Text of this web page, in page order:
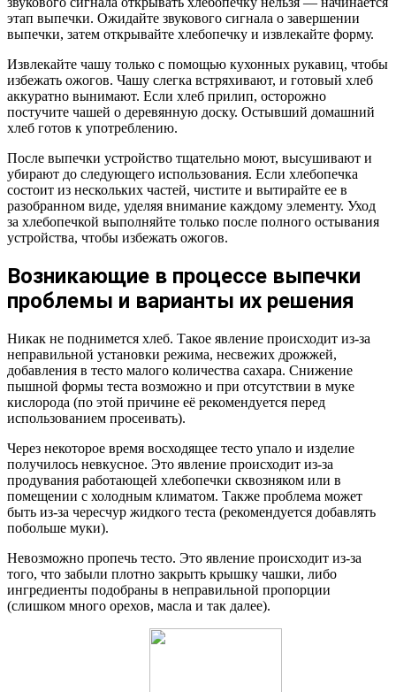
этап выпечки. Ожидайте звукового сигнала о завершении
выпечки, затем открывайте хлебопечку и извлекайте форму.
Извлекайте чашу только с помощью кухонных рукавиц, чтобы
избежать ожогов. Чашу слегка встряхивают, и готовый хлеб
аккуратно вынимают. Если хлеб прилип, осторожно
постучите чашей о деревянную доску. Остывший домашний
хлеб готов к употреблению.
После выпечки устройство тщательно моют, высушивают и
убирают до следующего использования. Если хлебопечка
состоит из нескольких частей, чистите и вытирайте ее в
разобранном виде, уделяя внимание каждому элементу. Уход
за хлебопечкой выполняйте только после полного остывания
устройства, чтобы избежать ожогов.
Возникающие в процессе выпечки
проблемы и варианты их решения
Никак не поднимется хлеб. Такое явление происходит из-за
неправильной установки режима, несвежих дрожжей,
добавления в тесто малого количества сахара. Снижение
пышной формы теста возможно и при отсутствии в муке
кислорода (по этой причине её рекомендуется перед
использованием просеивать).
Через некоторое время восходящее тесто упало и изделие
получилось невкусное. Это явление происходит из-за
продувания работающей хлебопечки сквозняком или в
помещении с холодным климатом. Также проблема может
быть из-за чересчур жидкого теста (рекомендуется добавлять
побольше муки).
Невозможно пропечь тесто. Это явление происходит из-за
того, что забыли плотно закрыть крышку чашки, либо
ингредиенты подобраны в неправильной пропорции
(слишком много орехов, масла и так далее).